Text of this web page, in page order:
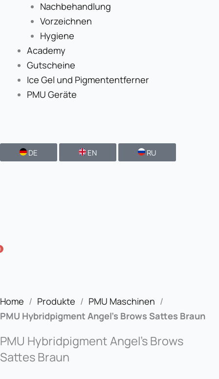
Nachbehandlung
Vorzeichnen
Hygiene
Academy
Gutscheine
Ice Gel und Pigmententferner
PMU Geräte
DE EN RU
Home / Produkte / PMU Maschinen /
PMU Hybridpigment Angel’s Brows Sattes Braun
PMU Hybridpigment Angel’s Brows
Sattes Braun